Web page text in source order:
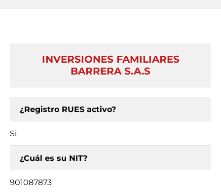
INVERSIONES FAMILIARES
BARRERA S.A.S
¿Registro RUES activo?
Si
¿Cuál es su NIT?
901087873